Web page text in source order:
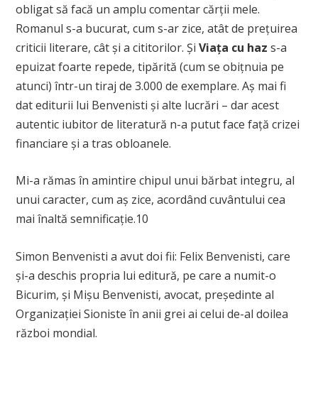
obligat să facă un amplu comentar cărții mele.
Romanul s-a bucurat, cum s-ar zice, atât de prețuirea
criticii literare, cât și a cititorilor. ȘiViața cu hazs-a
epuizat foarte repede, tipărită (cum se obițnuia pe
atunci) într-un tiraj de 3.000 de exemplare. Aș mai fi
dat editurii lui Benvenisti și alte lucrări – dar acest
autentic iubitor de literatură n-a putut face față crizei
financiare și a tras obloanele.
Mi-a rămas în amintire chipul unui bărbat integru, al
unui caracter, cum aș zice, acordând cuvântului cea
mai înaltă semnificație.10
Simon Benvenisti a avut doi fii: Felix Benvenisti, care
și-a deschis propria lui editură, pe care a numit-o
Bicurim, și Mișu Benvenisti, avocat, președinte al
Organizației Sioniste în anii grei ai celui de-al doilea
război mondial.